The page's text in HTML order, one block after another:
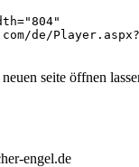
de/
seite öffnen
engel.de